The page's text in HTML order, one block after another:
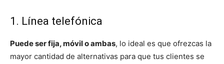
1. Línea telefónica
Puede ser fija, móvil o ambas, lo ideal es que ofrezcas la
mayor cantidad de alternativas para que tus clientes se